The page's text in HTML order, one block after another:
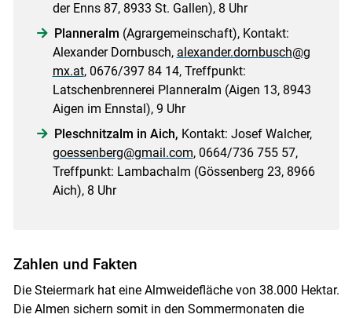
der Enns 87, 8933 St. Gallen), 8 Uhr
Planneralm (Agrargemeinschaft), Kontakt:
Alexander Dornbusch, alexander.dornbusch@g
mx.at, 0676/397 84 14, Treffpunkt:
Latschenbrennerei Planneralm (Aigen 13, 8943
Aigen im Ennstal), 9 Uhr
Pleschnitzalm in Aich, Kontakt: Josef Walcher,
goessenberg@gmail.com, 0664/736 755 57,
Treffpunkt: Lambachalm (Gössenberg 23, 8966
Aich), 8 Uhr
Zahlen und Fakten
Die Steiermark hat eine Almweidefläche von 38.000 Hektar.
Die Almen sichern somit in den Sommermonaten die